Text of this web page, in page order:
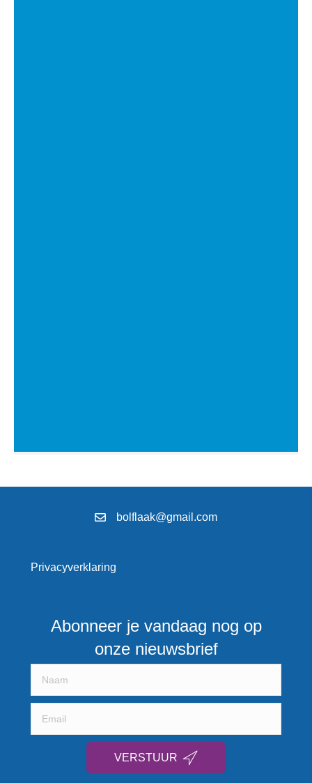
bolflaak@gmail.com
Privacyverklaring
Abonneer je vandaag nog op
onze nieuwsbrief
VERSTUUR